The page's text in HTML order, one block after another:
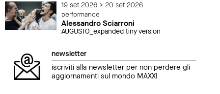
19 set 2026 > 20 set 2026
performance
Alessandro Sciarroni
AUGUSTO_expanded tiny version
newsletter
iscriviti alla newsletter per non perdere gli
aggiornamenti sul mondo MAXXI